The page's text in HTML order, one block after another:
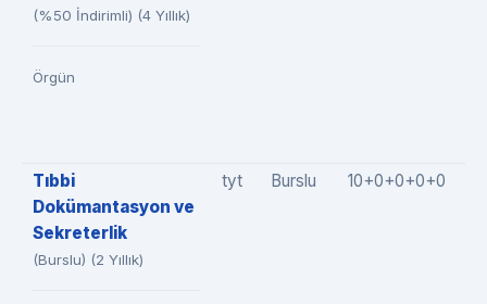
(%50 İndirimli) (4 Yıllık)
Örgün
Tıbbi
Dokümantasyon ve
Sekreterlik
(Burslu) (2 Yıllık)
tyt Burslu 10+0+0+0+0